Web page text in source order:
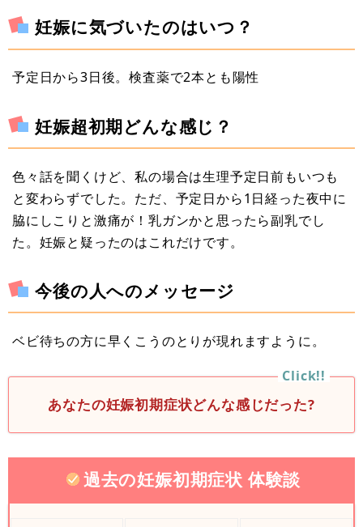
妊娠に気づいたのはいつ？
予定日から3日後。検査薬で2本とも陽性
妊娠超初期どんな感じ？
色々話を聞くけど、私の場合は生理予定日前もいつも
と変わらずでした。ただ、予定日から1日経った夜中に
脇にしこりと激痛が！乳ガンかと思ったら副乳でし
た。妊娠と疑ったのはこれだけです。
今後の人へのメッセージ
ベビ待ちの方に早くこうのとりが現れますように。
あなたの妊娠初期症状どんな感じだった?
過去の妊娠初期症状 体験談